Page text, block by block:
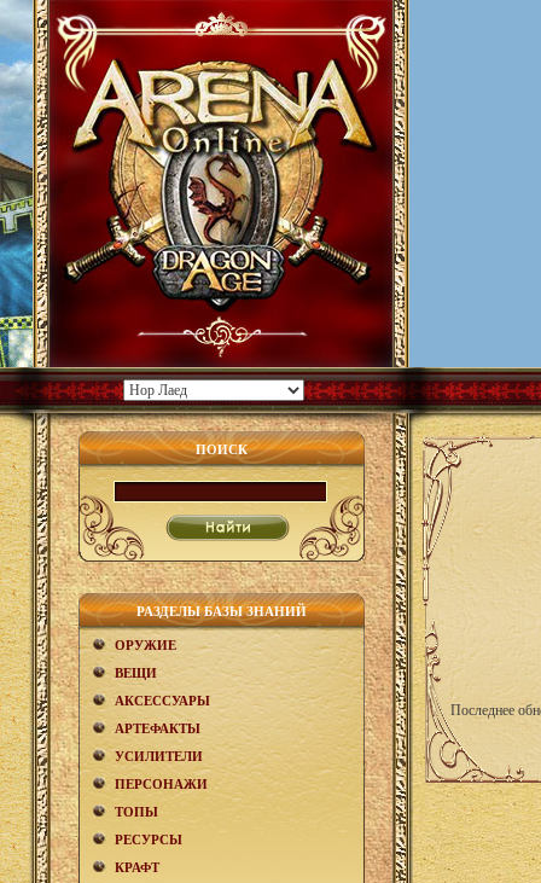
ПОИСК
РАЗДЕЛЫ БАЗЫ ЗНАНИЙ
ОРУЖИЕ
ВЕЩИ
АКCЕСCУАРЫ
АРТЕФАКТЫ
УСИЛИТЕЛИ
ПЕРСОНАЖИ
ТОПЫ
РЕСУРСЫ
КРАФТ
Последнее